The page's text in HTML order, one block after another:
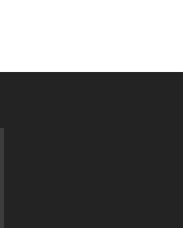
noch de tijd noch de kennis voor
& van Ophem, Administrateurs
zij ervoor dat alles geregeld is.